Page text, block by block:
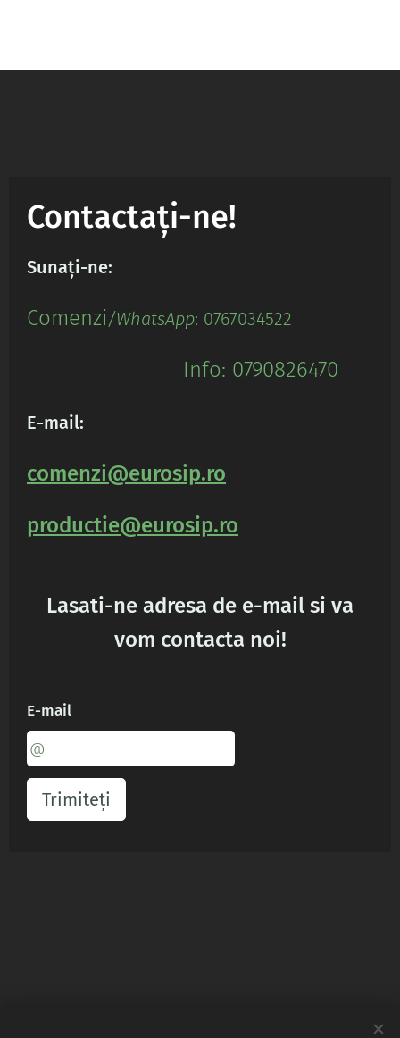
Contactați-ne!
Sunați-ne:
Comenzi/WhatsApp: 0767034522
Info: 0790826470
E-mail:
comenzi@eurosip.ro
productie@eurosip.ro
Lasati-ne adresa de e-mail si va
vom contacta noi!
E-mail
Trimiteți